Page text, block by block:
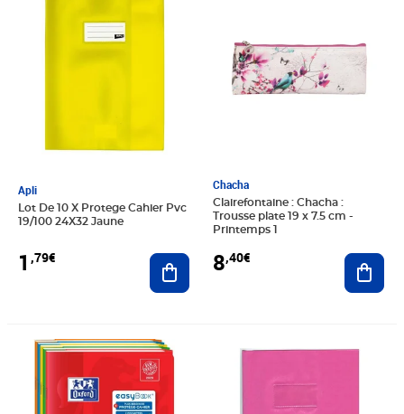
Apli
Lot De 10 X Protege Cahier Pvc
19/100 24X32 Jaune
1 ,79€ Ajouter au panier
Chacha
Clairefontaine : Chacha :
Trousse plate 19 x 7.5 cm -
Printemps 1
8,40€
Prix 18,51€ Prix 2,23€